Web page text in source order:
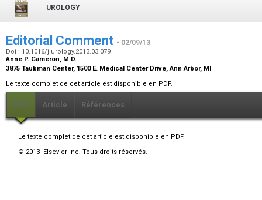
UROLOGY
Editorial Comment - 02/09/13
Doi : 10.1016/j.urology.2013.03.079
Anne P. Cameron, M.D.
3875 Taubman Center, 1500 E. Medical Center Drive, Ann Arbor, MI
Le texte complet de cet article est disponible en PDF.
PDF Article Références
Le texte complet de cet article est disponible en PDF.
© 2013 Elsevier Inc. Tous droits réservés.